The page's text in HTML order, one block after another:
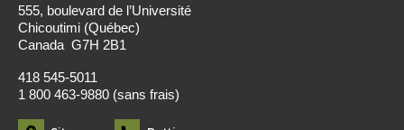
555, boulevard de l’Université
Chicoutimi (Québec)
Canada G7H 2B1
418 545-5011
1 800 463-9880 (sans frais)